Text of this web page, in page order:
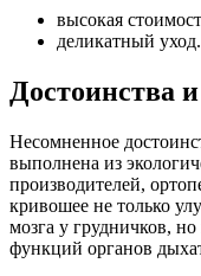
высокая
деликатный уход.
Достоинства
Несомненное
выполнена из
производителей,
кривошее не только
мозга у грудничков,
функций органов